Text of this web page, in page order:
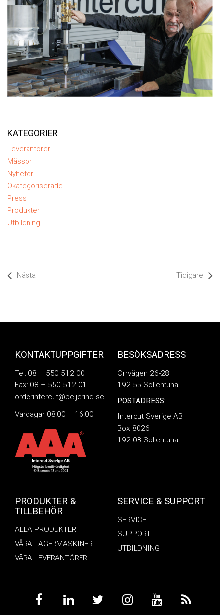
KATEGORIER
Leverantörer
Mässor
Nyheter
Okategoriserade
Press
Produkter
Utbildning
Nästa Tidigare
KONTAKTUPPGIFTER
Tel: 08 – 550 512 00
Fax: 08 – 550 512 01
orderintercut@beijerind.se
Vardagar 08:00 – 16:00
BESÖKSADRESS
Orrvägen 26-28
192 55 Sollentuna
POSTADRESS:
Intercut Sverige AB
Box 8026
192 08 Sollentuna
PRODUKTER &
TILLBEHÖR
ALLA PRODUKTER
VÅRA LAGERMASKINER
VÅRA LEVERANTÖRER
SERVICE & SUPPORT
SERVICE
SUPPORT
UTBILDNING